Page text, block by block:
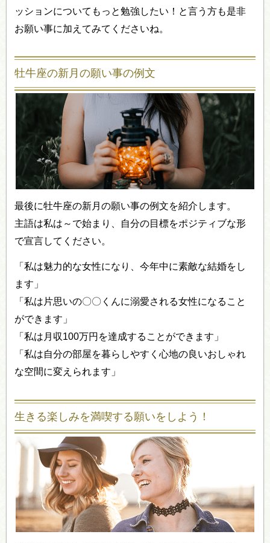
ッションについてもっと勉強したい！と言う方も是非
お願い事に加えてみてくださいね。
牡牛座の新月の願い事の例文
最後に牡牛座の新月の願い事の例文を紹介します。
主語は私は～で始まり、自分の目標をポジティブな形
で宣言してください。
「私は魅力的な女性になり、今年中に素敵な結婚をし
ます」
「私は片思いの〇〇くんに溺愛される女性になること
ができます」
「私は月収100万円を達成することができます」
「私は自分の部屋を暮らしやすく心地の良いおしゃれ
な空間に変えられます」
生きる楽しみを満喫する願いをしよう！